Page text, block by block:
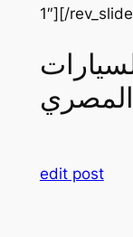
1″][/
edit post